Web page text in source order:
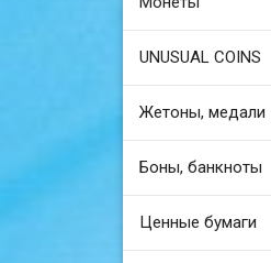
UNUSUAL COINS
Жетоны, медали
Боны, банкноты
Ценные бумаги